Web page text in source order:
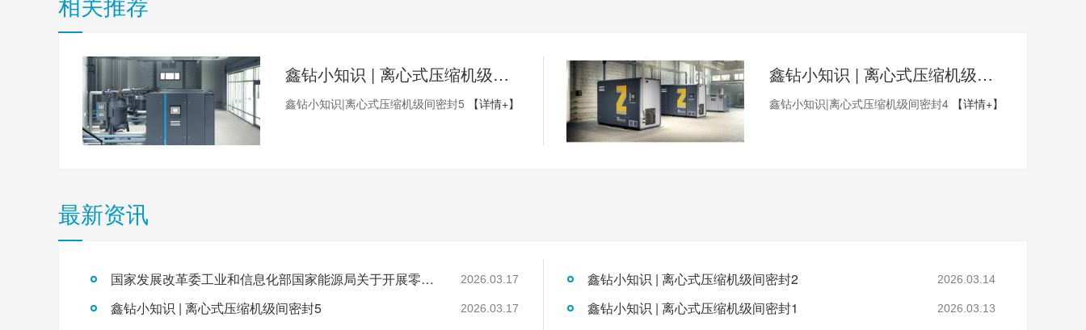
鑫钻小知识 | 离心式压缩机级间密封5
鑫钻小知识|离心式压缩机级间密封5 【详情+】
鑫钻小知识 | 离心式压缩机级间密封4
鑫钻小知识|离心式压缩机级间密封4 【详情+】
最新资讯
国家发展改革委工业和信息化部国家能源局关于开展零碳园区建设的通知 2026.03.17
鑫钻小知识 | 离心式压缩机级间密封5 2026.03.17
鑫钻小知识 | 离心式压缩机级间密封2 2026.03.14
鑫钻小知识 | 离心式压缩机级间密封1 2026.03.13